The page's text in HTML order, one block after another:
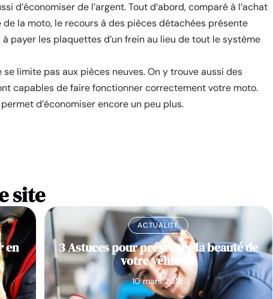
d’économiser de l’argent. Tout d’abord, comparé à l’achat
la moto, le recours à des pièces détachées présente
payer les plaquettes d’un frein au lieu de tout le système
limite pas aux pièces neuves. On y trouve aussi des
capables de faire fonctionner correctement votre moto.
d’économiser encore un peu plus.
site
en
ACTUALITÉ
3 Astuces pour préserver la beauté de
votre véhicule
10 mars 2026